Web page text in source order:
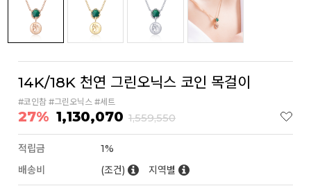
14K/18K 천연 그린오닉스 코인 목걸이
#코인참 #그린오닉스 #세트
27% 1,130,070 1,559,550
적립금
1%
배송비
(조건) 지역별